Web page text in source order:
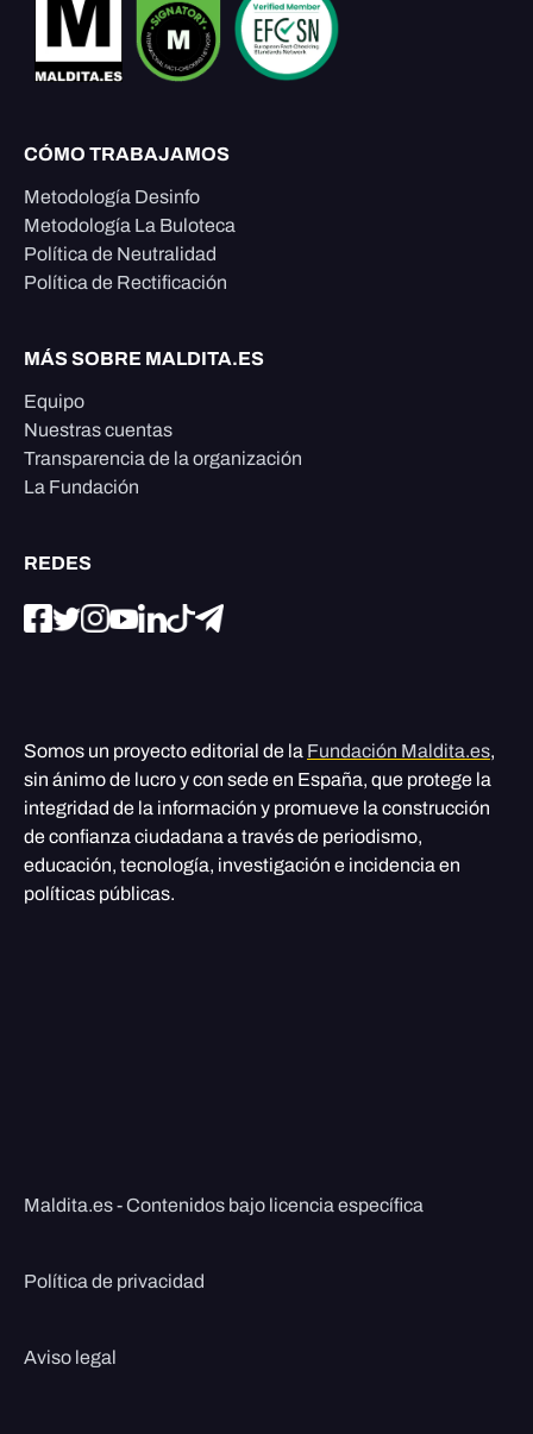
CÓMO TRABAJAMOS
Metodología Desinfo
Metodología La Buloteca
Política de Neutralidad
Política de Rectificación
MÁS SOBRE MALDITA.ES
Equipo
Nuestras cuentas
Transparencia de la organización
La Fundación
REDES
Somos un proyecto editorial de la Fundación Maldita.es,
sin ánimo de lucro y con sede en España, que protege la
integridad de la información y promueve la construcción
de confianza ciudadana a través de periodismo,
educación, tecnología, investigación e incidencia en
políticas públicas.
Maldita.es - Contenidos bajo licencia específica
Política de privacidad
Aviso legal